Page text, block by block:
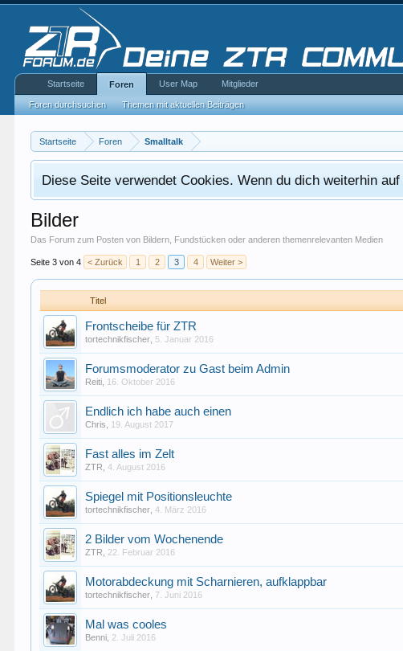
Startseite Foren Smalltalk
Diese Seite verwendet Cookies. Wenn du dich weiterhin
Bilder
Das Forum zum Posten von Bildern, Fundstücken oder anderen themenrelevanten Medien
Seite 3 von 4 < Zurück 1 2 3 4 Weiter >
Titel
Frontscheibe für ZTR
tortechnikfischer 5. Januar 2016
Forumsmoderator zu Gast beim Admin
Reiti 16. Oktober 2016
Endlich ich habe auch einen
Chris 19. August 2017
Fast alles im Zelt
ZTR ,4. August 2016
Spiegel mit Positionsleuchte
tortechnikfischer ,4. März 2016
2 Bilder vom Wochenende
ZTR 22. Februar 2016
Motorabdeckung mit Scharnieren, aufklappbar
tortechnikfischer 7. Juni 2016
Mal was cooles
Benni 2. Juli 2016
Startseite Foren
Foren durchsuchen Themen mit aktuellen Beiträgen
User Map Mitglieder